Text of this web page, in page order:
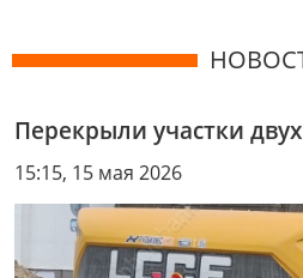
Перекрыли участки
15:15, 15 мая 2026